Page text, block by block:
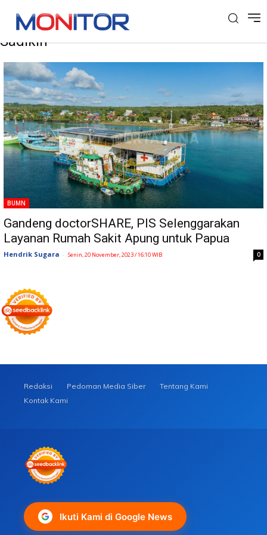
Tag: Menteri Kesehatan Budi Gunadi
Sadikin
BUMN
Gandeng doctorSHARE, PIS Selenggarakan
Layanan Rumah Sakit Apung untuk Papua
Hendrik Sugara - Senin, 20 November, 2023 / 16:10 WIB 0
Redaksi Pedoman Media Siber
Tentang Kami
Kontak Kami
Ikuti Kami di Google News